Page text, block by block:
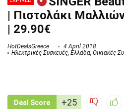
| Πιστολάκι
| 29.90€
HotDealsGreece
4 April 2018
Hλεκτρικές Συσκευές, Ελλάδα, Οικιακές
Deal Score +25